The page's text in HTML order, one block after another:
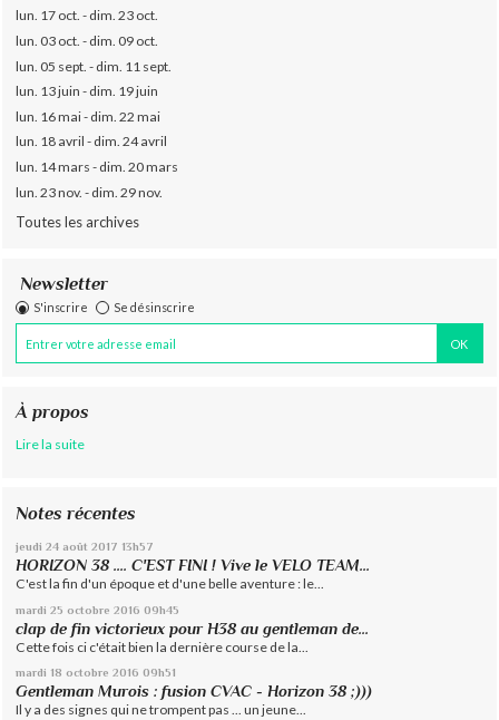
lun. 17 oct. - dim. 23 oct.
lun. 03 oct. - dim. 09 oct.
lun. 05 sept. - dim. 11 sept.
lun. 13 juin - dim. 19 juin
lun. 16 mai - dim. 22 mai
lun. 18 avril - dim. 24 avril
lun. 14 mars - dim. 20 mars
lun. 23 nov. - dim. 29 nov.
Toutes les archives
Newsletter
S'inscrire Se désinscrire
À propos
Lire la suite
Notes récentes
jeudi 24 août 2017 13h57
HORIZON 38 .... C'EST FINI ! Vive le VELO TEAM...
C'est la fin d'un époque et d'une belle aventure : le...
mardi 25 octobre 2016 09h45
clap de fin victorieux pour H38 au gentleman de...
Cette fois ci c'était bien la dernière course de la...
mardi 18 octobre 2016 09h51
Gentleman Murois : fusion CVAC - Horizon 38 ;)))
Il y a des signes qui ne trompent pas ... un jeune...